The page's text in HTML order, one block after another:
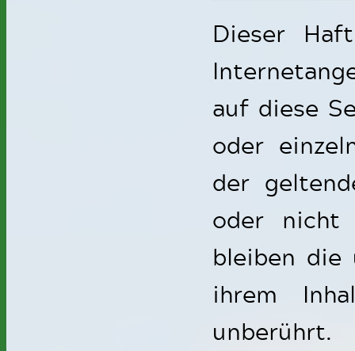
Dieser
auf diese
oder
der
oder nicht
bleiben die
ihrem
unberührt.